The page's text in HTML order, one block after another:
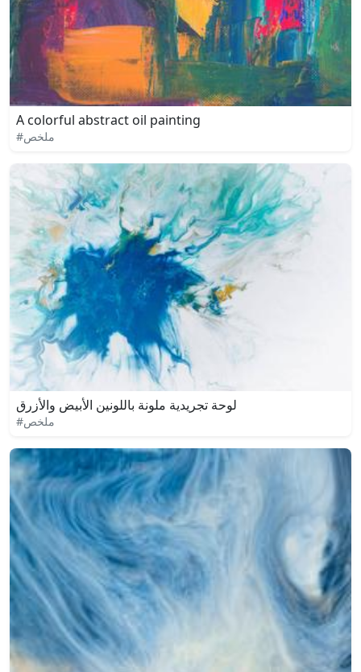
A colorful abstract oil painting
#ملخص
لوحة تجريدية ملونة باللونين الأبيض والأزرق
#ملخص